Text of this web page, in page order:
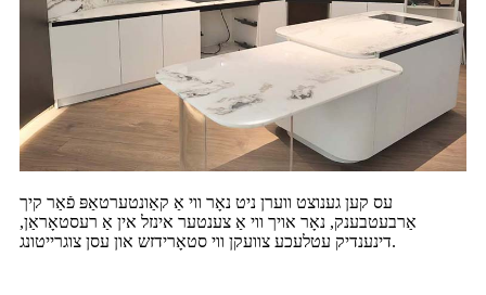
עס קען גענוצט ווערן ניט נאָר ווי אַ קאַונטערטאַפּ פֿאַר קיך
אַרבעטבענק, נאָר אויך ווי אַ צענטער אינזל אין אַ רעסטאָראַן,
דינענדיק עטלעכע צוועקן ווי סטאָרידזש און עסן צוגרייטונג.